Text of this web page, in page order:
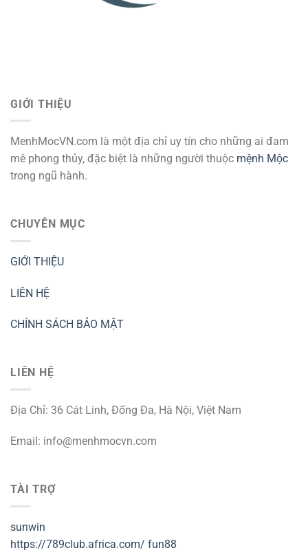
GIỚI THIỆU
MenhMocVN.com là một địa chỉ uy tín cho những ai đam
mê phong thủy, đặc biệt là những người thuộc mệnh Mộc
trong ngũ hành.
CHUYÊN MỤC
GIỚI THIỆU
LIÊN HỆ
CHÍNH SÁCH BẢO MẬT
LIÊN HỆ
Địa Chỉ: 36 Cát Linh, Đống Đa, Hà Nội, Việt Nam
Email: info@menhmocvn.com
TÀI TRỢ
sunwin
https://789club.africa.com/ fun88